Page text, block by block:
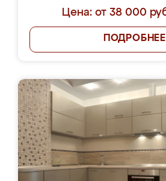
Цена: от 38 000
ПОДРОБНЕЕ